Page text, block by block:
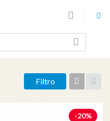
Filtro
Vista
artículos
-20%